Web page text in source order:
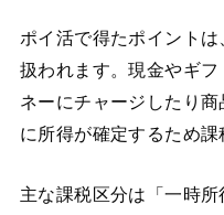
ポイ活で得たポイント
扱われます。現金やギ
ネーにチャージしたり
に所得が確定するため課
主な課税区分は「一時